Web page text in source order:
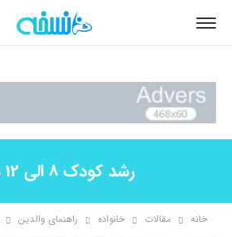
رشد کودک 8 الی 12 ساله
خانه مقالات خانواده راهنمای والدین